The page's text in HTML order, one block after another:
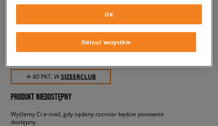
CONFRONT SZORTY
męskie, szorty
79,99 zł
✛ 80 PKT. WSIZEERCLUB
PRODUKT NIEDOSTĘPNY
Wyślemy Ci e-mail, gdy żądany rozmiar będzie ponownie
dostępny.
Odrzuć wszystkie
OK